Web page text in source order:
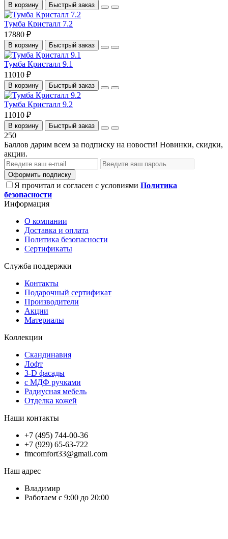
В корзину Быстрый заказ
Тумба Кристалл 7.2
17880 ₽
В корзину Быстрый заказ
Тумба Кристалл 9.1
11010 ₽
В корзину Быстрый заказ
Тумба Кристалл 9.2
11010 ₽
В корзину Быстрый заказ
250
Баллов дарим всем за подписку на новости! Новинки, скидки,
акции.
Оформить подписку
Я прочитал и согласен с условиями Политика
безопасности
Информация
О компании
Доставка и оплата
Политика безопасности
Сертификаты
Служба поддержки
Контакты
Подарочный сертификат
Производители
Акции
Материалы
Коллекции
Скандинавия
Лофт
3-D фасады
с МДФ ручками
Радиусная мебель
Отделка кожей
Наши контакты
+7 (495) 744-00-36
+7 (929) 65-63-722
fmcomfort33@gmail.com
Наш адрес
Владимир
Работаем с 9:00 до 20:00